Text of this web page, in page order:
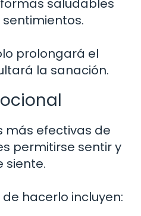
saludables
prolongará el
la sanación.
más efectivas de
permitirse sentir y
siente.
hacerlo incluyen: